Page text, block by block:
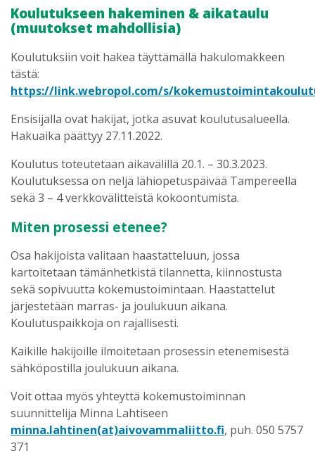
Koulutukseen hakeminen & aikataulu
(muutokset mahdollisia)
Koulutuksiin voit hakea täyttämällä hakulomakkeen
tästä:
https://link.webropol.com/s/
Ensisijalla ovat hakijat, jotka asuvat koulutusalueella.
Hakuaika päättyy 27.11.2022.
Koulutus toteutetaan aikavälillä 20.1. – 30.3.2023.
Koulutuksessa on neljä lähiopetuspäivää Tampereella
sekä 3 – 4 verkkovälitteistä kokoontumista.
Miten prosessi etenee?
Osa hakijoista valitaan haastatteluun, jossa
kartoitetaan tämänhetkistä tilannetta, kiinnostusta
sekä sopivuutta kokemustoimintaan. Haastattelut
järjestetään marras- ja joulukuun aikana.
Koulutuspaikkoja on rajallisesti.
Kaikille hakijoille ilmoitetaan prosessin etenemisestä
sähköpostilla joulukuun aikana.
Voit ottaa myös yhteyttä kokemustoiminnan
suunnittelija Minna Lahtiseen
minna.lahtinen(at)aivovammaliitto.fi, puh. 050 5757
371